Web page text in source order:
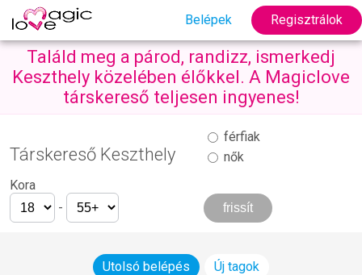
Belépek Regisztrálok
Találd meg a párod, randizz, ismerkedj
Keszthely közelében élőkkel. A Magiclove
társkereső teljesen ingyenes!
Társkereső Keszthely
férfiak
nők
Kora
-
Utolsó belépés Új tagok